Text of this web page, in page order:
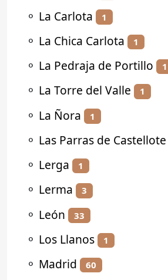
⚬ La Carlota 1
⚬ La Chica Carlota 1
⚬ La Pedraja de Portillo 1
⚬ La Torre del Valle 1
⚬ La Ñora 1
⚬ Las Parras de Castellote
⚬ Lerga 1
⚬ Lerma 3
⚬ León 33
⚬ Los Llanos 1
⚬ Madrid 60